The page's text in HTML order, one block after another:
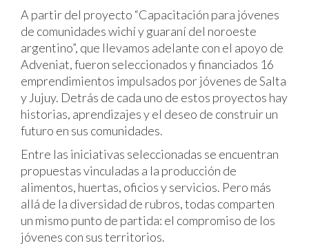
A partir del proyecto “Capacitación para jóvenes
de comunidades wichí y guaraní del noroeste
argentino”, que llevamos adelante con el apoyo de
Adveniat, fueron seleccionados y financiados 16
emprendimientos impulsados por jóvenes de Salta
y Jujuy. Detrás de cada uno de estos proyectos hay
historias, aprendizajes y el deseo de construir un
futuro en sus comunidades.
Entre las iniciativas seleccionadas se encuentran
propuestas vinculadas a la producción de
alimentos, huertas, oficios y servicios. Pero más
allá de la diversidad de rubros, todas comparten
un mismo punto de partida: el compromiso de los
jóvenes con sus territorios.